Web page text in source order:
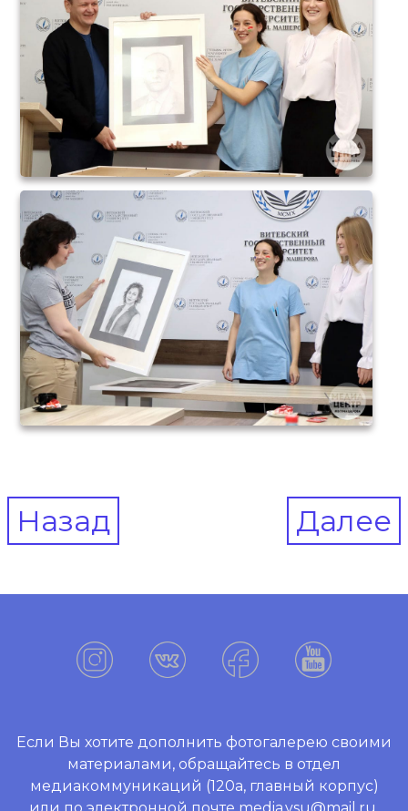
Post
navigation
Назад Далее
Если Вы хотите дополнить фотогалерею своими
материалами, обращайтесь в отдел
медиакоммуникаций (120а, главный корпус)